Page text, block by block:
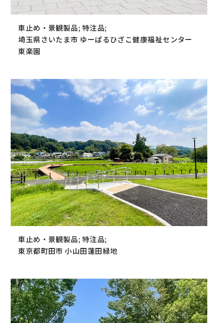
車止め・景観製品; 特注品;
埼玉県さいたま市 ゆーぱるひざこ健康福祉センター
東楽園
車止め・景観製品; 特注品;
東京都町田市 小山田蓮田緑地